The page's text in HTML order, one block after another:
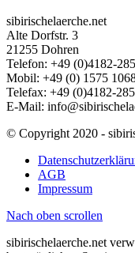
sibirischelaerche.net
Alte Dorfstr. 3
21255 Dohren
Telefon: +49 (0)4182-
Mobil: +49 (0) 1575
Telefax: +49 (0)4182-
E-Mail:
© Copyright 2020 -
AGB
Impressum
Nach oben scrollen
sibirischelaerche.net